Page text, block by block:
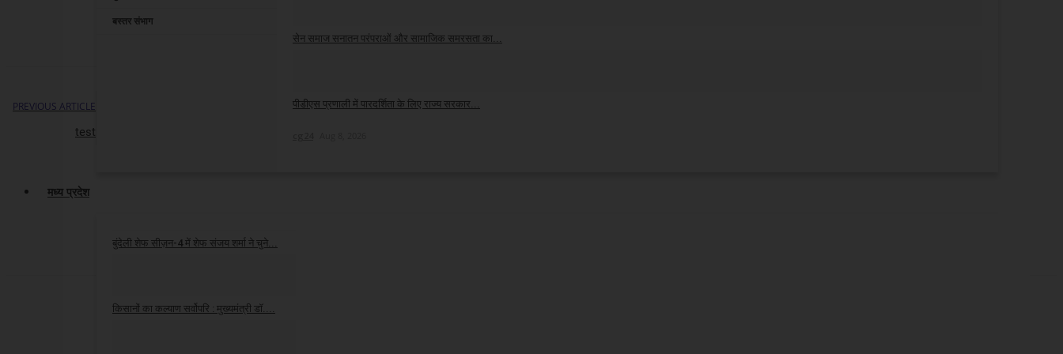
बस्तर संभाग
सेन समाज सनातन परंपराओं और सामाजिक समरसता का...
पीडीएस प्रणाली में पारदर्शिता के लिए राज्य सरकार...
मध्य प्रदेश
बुंदेली शेफ सीज़न-4 में शेफ संजय शर्मा ने चुने...
किसानों का कल्याण सर्वोपरि : मुख्यमंत्री डॉ....
PREVIOUS ARTICLE
test